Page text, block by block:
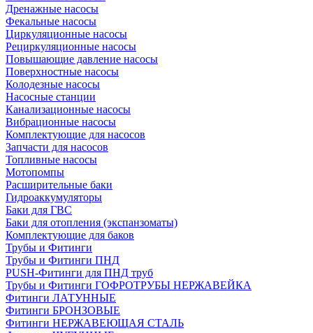
Дренажные насосы
Фекальные насосы
Циркуляционные насосы
Рециркуляционные насосы
Повышающие давление насосы
Поверхностные насосы
Колодезные насосы
Насосные станции
Канализационные насосы
Вибрационные насосы
Комплектующие для насосов
Запчасти для насосов
Топливные насосы
Мотопомпы
Расширительные баки
Гидроаккумуляторы
Баки для ГВС
Баки для отопления (экспанзоматы)
Комплектующие для баков
Трубы и Фитинги
Трубы и Фитинги ПНД
PUSH-Фитинги для ПНД труб
Трубы и Фитинги ГОФРОТРУБЫ НЕРЖАВЕЙКА
Фитинги ЛАТУННЫЕ
Фитинги БРОНЗОВЫЕ
Фитинги НЕРЖАВЕЮЩАЯ СТАЛЬ